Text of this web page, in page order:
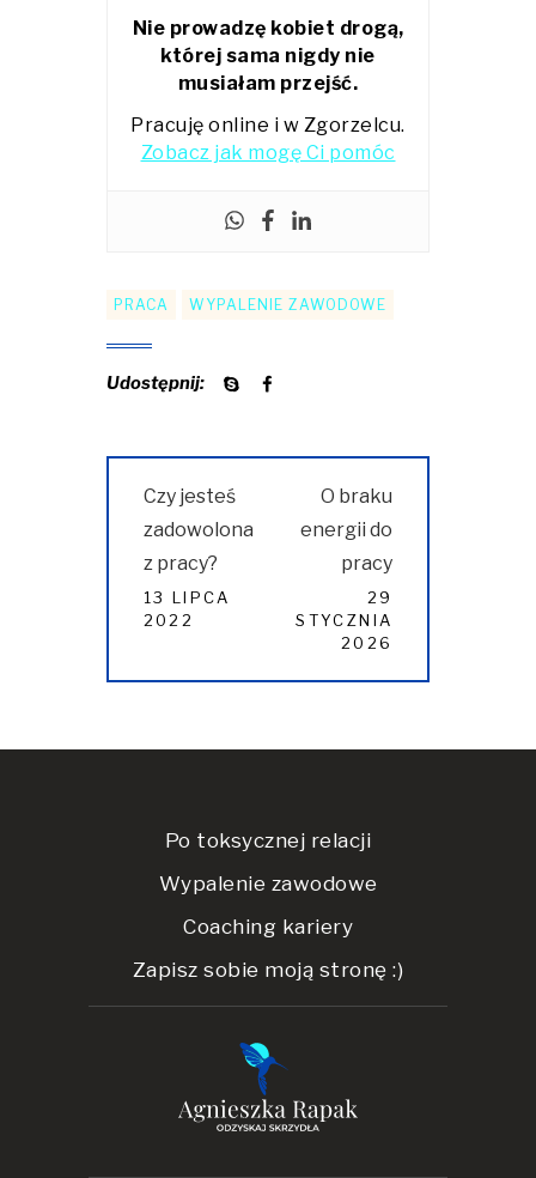
Nie prowadzę kobiet drogą,
której sama nigdy nie
musiałam przejść.
Pracuję online i w Zgorzelcu.
Zobacz jak mogę Ci pomóc
PRACA WYPALENIE ZAWODOWE
Udostępnij:
wpisu
Previous
Czy jesteś
zadowolona
z pracy?
13 LIPCA
2022
O braku
energii do
pracy
29
STYCZNIA
2026
Po toksycznej relacji
Wypalenie zawodowe
Coaching kariery
Zapisz sobie moją stronę :)